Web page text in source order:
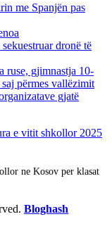
me Spanjën pas
dronë të
ruse, gjimnastja 10-
përmes vallëzimit
gjatë
e vitit shkollor 2025
ne Kosov per klasat
Bloghash